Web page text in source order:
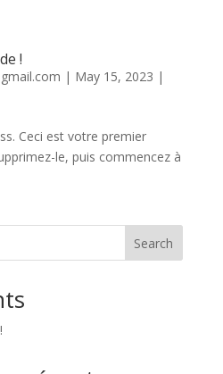
!
| May 15, 2023 |
Ceci est votre premier
le, puis commencez à
Search